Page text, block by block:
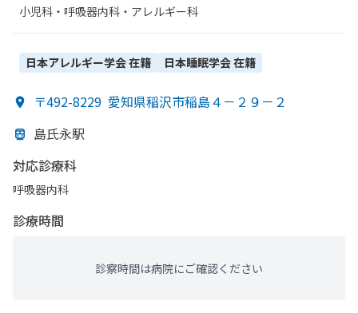
小児科・​呼吸器内科・​アレルギー科
日本アレルギー学会在籍 日本睡眠学会在籍
〒492-8229 愛知県稲沢市稲島４－２９－２
島氏永駅
対応診療科
呼吸器内科
診療時間
診察時間は病院にご確認ください